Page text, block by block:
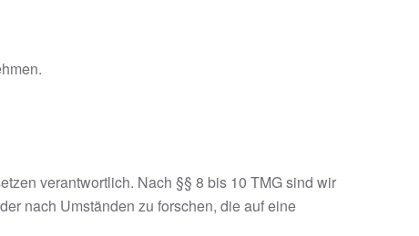
verantwortlich. Nach §§ 8 bis 10 TMG sind wir
nach Umständen zu forschen, die auf eine